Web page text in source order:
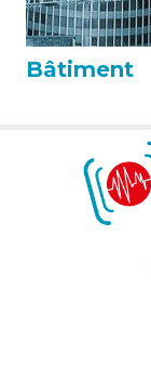
Bâtiment